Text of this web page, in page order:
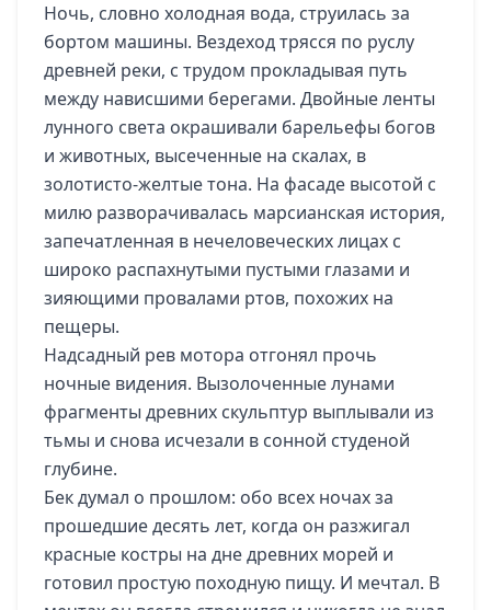
Ночь, словно холодная вода, струилась за
бортом машины. Вездеход трясся по руслу
древней реки, с трудом прокладывая путь
между нависшими берегами. Двойные ленты
лунного света окрашивали барельефы богов
и животных, высеченные на скалах, в
золотисто-желтые тона. На фасаде высотой с
милю разворачивалась марсианская история,
запечатленная в нечеловеческих лицах с
широко распахнутыми пустыми глазами и
зияющими провалами ртов, похожих на
пещеры.
Надсадный рев мотора отгонял прочь
ночные видения. Вызолоченные лунами
фрагменты древних скульптур выплывали из
тьмы и снова исчезали в сонной студеной
глубине.
Бек думал о прошлом: обо всех ночах за
прошедшие десять лет, когда он разжигал
красные костры на дне древних морей и
готовил простую походную пищу. И мечтал. В